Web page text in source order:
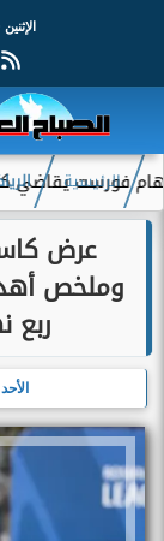
الإثنين
كريستال
الرئيسية
عرض
وملخص
ربع
الأحد